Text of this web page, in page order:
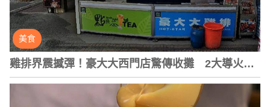
美食
雞排界震撼彈！豪大大西門店驚傳收攤 2大導火線
曝光